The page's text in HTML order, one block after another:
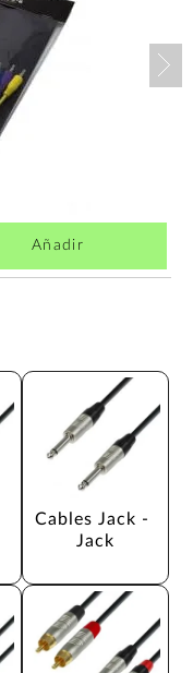
Añadir
Cables Jack -
Jack